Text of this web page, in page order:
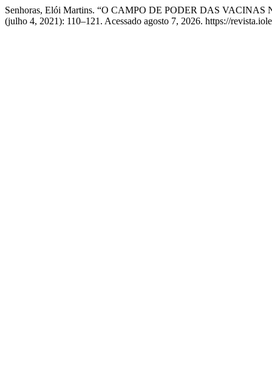
Senhoras, Elói Martins. “O CAMPO DE PODER DAS
(julho 4, 2021): 110–121. Acessado agosto 7, 2026. https://